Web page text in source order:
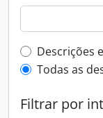
Filtro de
Descrições
Todas as
Filtrar por